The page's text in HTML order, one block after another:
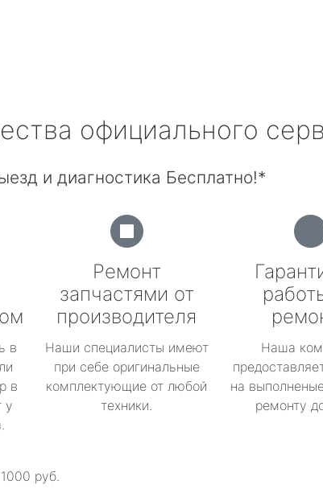
официального
и диагностика Бесплатно!*
в
в
у
Ремонт
запчастями от
производителя
Наши специалисты имеют
при себе оригинальные
комплектующие от любой
техники.
Наша
на
ремонту
руб.